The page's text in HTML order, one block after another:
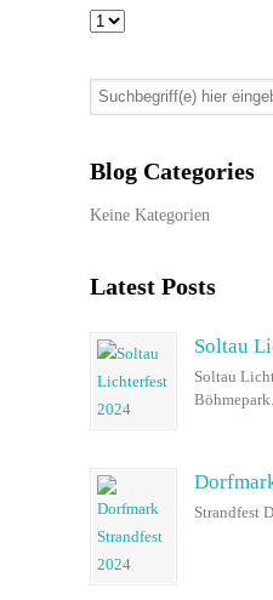
Blog Categories
Keine Kategorien
Latest Posts
Soltau
Soltau
Strandfest